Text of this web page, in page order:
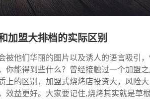
加盟大排档的实际区别
他们华丽的图片以及诱人的语言吸引
能得到些什么？曾经接触过一个加盟
上的区别，加盟式烧烤店投资大，风险
益更好。大家要记住,烧烤其实就是草